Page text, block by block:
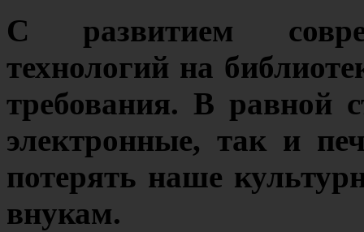
С развитием
технологий на
требования. В равной
электронные, так и
потерять наше
внукам.